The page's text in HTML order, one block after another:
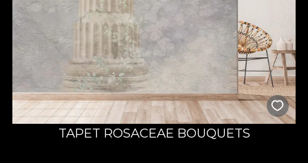
TAPET ROSACEAE BOUQUETS